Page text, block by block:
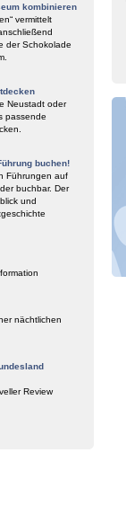
kombinieren
vermittelt
der Schokolade
Neustadt oder
passende
buchen!
Führungen auf
buchbar. Der
und
nächtlichen
Review